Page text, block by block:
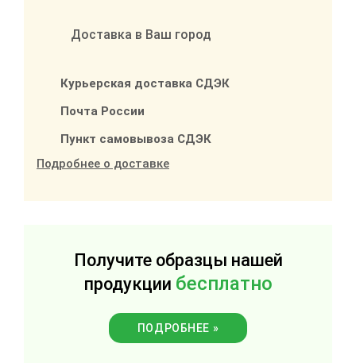
Доставка в Ваш город
Курьерская доставка СДЭК
Почта России
Пункт самовывоза СДЭК
Подробнее о доставке
Получите образцы нашей
продукции бесплатно
ПОДРОБНЕЕ »